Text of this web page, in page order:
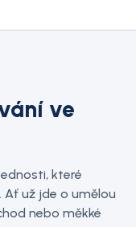
ve
které
už jde o umělou
nebo měkké